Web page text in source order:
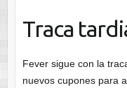
Traca
Fever sigue con la
nuevos cupones para